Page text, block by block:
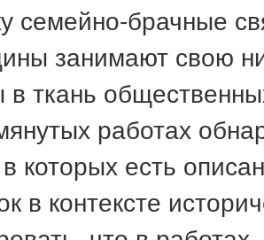
семейно-брачные
занимают свою
в ткань
работах
которых есть
в контексте